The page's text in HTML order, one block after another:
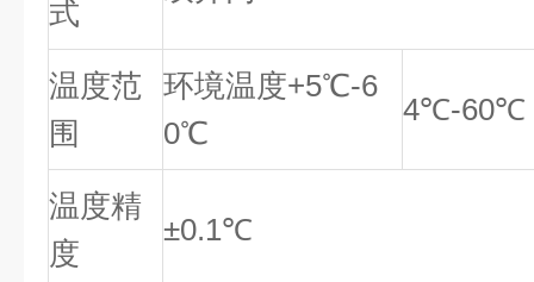
式
温度范
围
环境温度+5℃-6
0℃
4℃-60℃
温度精
度
±0.1℃